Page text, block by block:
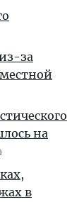
за
на
в